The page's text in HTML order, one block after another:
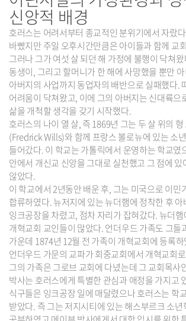
신앙적 배경
호러스는 어려서부터 종교적인 분위기에서 자랐
바빴지만 주일 오후시간만큼은 아이들과 함께 교
그러나 그가 여섯 살 되던 해 가정에 불행이 닥쳐
동생이, 그리고 할머니가 한 해에 사망했을 뿐만
아버지의 사업까지 동업자의 배반으로 실패했다.
어려움이 닥쳐왔고, 이에 그의 아버지는 신대륙으
삶을 개척할 생각을 갖기 시작했다.
호러스의 나이 열 살, 즉 1869년 그는 두 살 위의
(Fredrick Wills)와 함께 프랑스 볼로뉴에 있는 소
들어갔다. 이 학교는 가톨릭에서 운영하는 학교였
안에서 개신교 신앙을 그대로 실천했고 그 점에 있
않았다.
이 학교에서 2년동안 배운 후, 그는 미국으로 이민
합류하였다. 뉴저지에 있는 뉴더햄에 정착한 후 아
잉크공장을 차렸고, 점차 자리가 잡혀갔다. 뉴더
개혁교회 교인들이 많았다. 언더우드 가족도 그들
가운데 1874년 12월 전 가족이 개혁교회에 등록
언더우드 가문의 교파가 회중교회에서 개혁교회
그의 가족은 그로브 교회에 다녔는데 그 교회목
박사는 호러스에게 특별한 관심과 애정을 가지고
식구들은 잉크공장 일에 매달렸으나 호러스는 학
받았다. 즉 그는 저지시티에 있는 해스부르크 소